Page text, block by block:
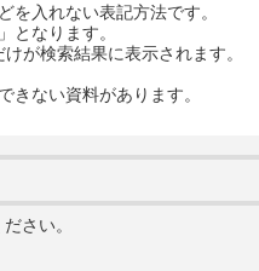
入れない表記方法です。
となります。
が検索結果に表示されます。
ない資料があります。
さい。